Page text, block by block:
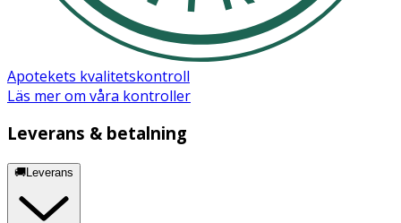
Apotekets kvalitetskontroll
Läs mer om våra kontroller
Leverans & betalning
🚚Leverans